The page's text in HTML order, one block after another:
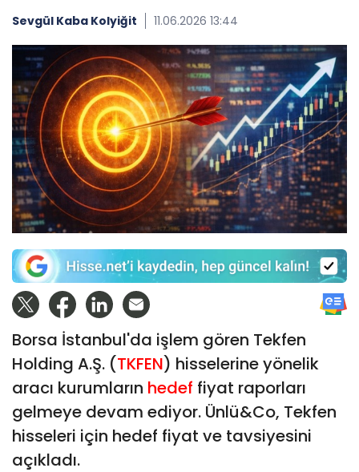
Sevgül Kaba Kolyiğit 11.06.2026 13:44
Borsa İstanbul'da işlem gören Tekfen
Holding A.Ş. (TKFEN) hisselerine yönelik
aracı kurumların hedef fiyat raporları
gelmeye devam ediyor. Ünlü&Co, Tekfen
hisseleri için hedef fiyat ve tavsiyesini
açıkladı.